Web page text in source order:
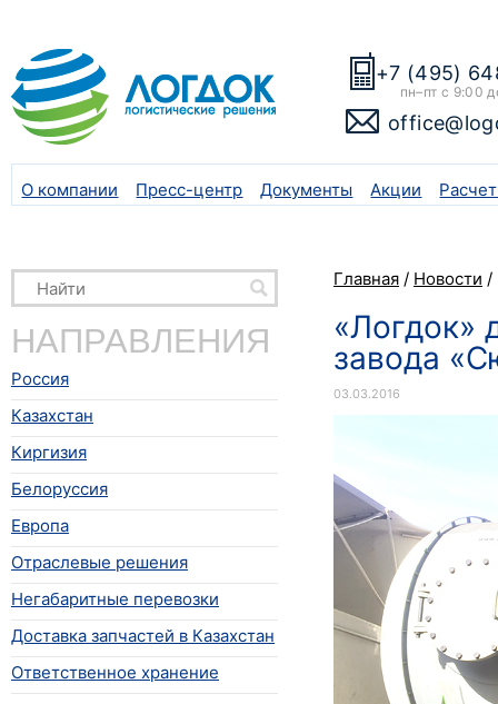
+7 (495)
пн–пт с 9:00
О компании Пресс-центр Документы Акции
НАПРАВЛЕНИЯ
Россия
Казахстан
Киргизия
Белоруссия
Европа
Отраслевые решения
Негабаритные перевозки
Доставка запчастей в Казахстан
Ответственное хранение
Главная / Новости /
«Логдок»
завода
03.03.2016